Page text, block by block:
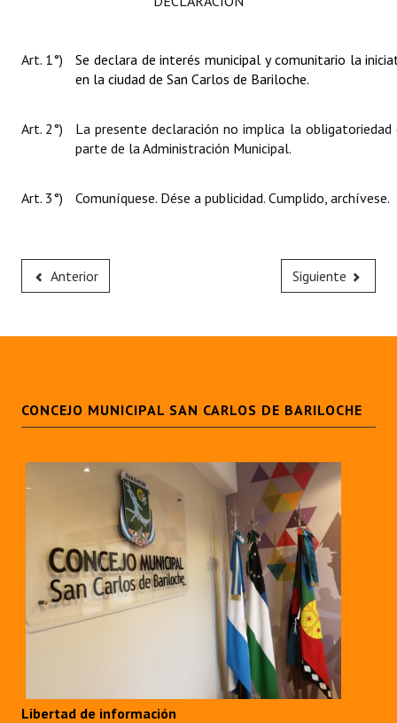
Antiguos Pobladores - Registro
Bariloche, Municipio intercultural
REFORMA DE LA CARTA ORGÁNICA
Art. 1°)
Se declara de interés municipal y comunitario la
en la ciudad de San Carlos de Bariloche.
Art. 2°)
La presente declaración no implica la
parte de la Administración Municipal.
Art. 3°) Comuníquese. Dése a publicidad. Cumplido, archívese.
Anterior Siguiente
CONCEJO MUNICIPAL SAN CARLOS DE BARILOCHE
Libertad de información